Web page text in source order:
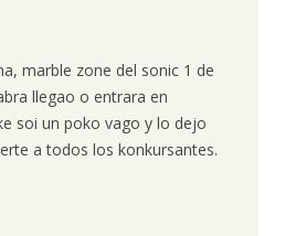
marble zone del sonic 1 de
llegao o entrara en
soi un poko vago y lo dejo
a todos los konkursantes.